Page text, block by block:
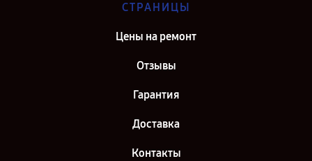
СТРАНИЦЫ
Цены на ремонт
Отзывы
Гарантия
Доставка
Контакты